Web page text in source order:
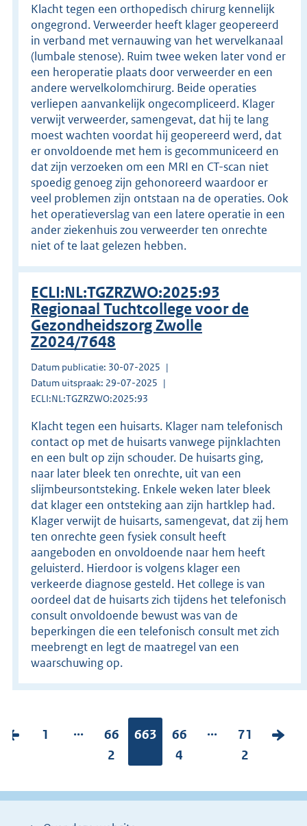
Klacht tegen een orthopedisch chirurg kennelijk
ongegrond. Verweerder heeft klager geopereerd
in verband met vernauwing van het wervelkanaal
(lumbale stenose). Ruim twee weken later vond er
een heroperatie plaats door verweerder en een
andere wervelkolomchirurg. Beide operaties
verliepen aanvankelijk ongecompliceerd. Klager
verwijt verweerder, samengevat, dat hij te lang
moest wachten voordat hij geopereerd werd, dat
er onvoldoende met hem is gecommuniceerd en
dat zijn verzoeken om een MRI en CT-scan niet
spoedig genoeg zijn gehonoreerd waardoor er
veel problemen zijn ontstaan na de operaties. Ook
het operatieverslag van een latere operatie in een
ander ziekenhuis zou verweerder ten onrechte
niet of te laat gelezen hebben.
ECLI:NL:TGZRZWO:2025:93
Regionaal Tuchtcollege voor de
Gezondheidszorg Zwolle
Z2024/7648
Datum publicatie: 30-07-2025
Datum uitspraak: 29-07-2025
ECLI:NL:TGZRZWO:2025:93
Klacht tegen een huisarts. Klager nam telefonisch
contact op met de huisarts vanwege pijnklachten
en een bult op zijn schouder. De huisarts ging,
naar later bleek ten onrechte, uit van een
slijmbeursontsteking. Enkele weken later bleek
dat klager een ontsteking aan zijn hartklep had.
Klager verwijt de huisarts, samengevat, dat zij hem
ten onrechte geen fysiek consult heeft
aangeboden en onvoldoende naar hem heeft
geluisterd. Hierdoor is volgens klager een
verkeerde diagnose gesteld. Het college is van
oordeel dat de huisarts zich tijdens het telefonisch
consult onvoldoende bewust was van de
beperkingen die een telefonisch consult met zich
meebrengt en legt de maatregel van een
waarschuwing op.
V
i
P
i
1 ...
P
a
i
66
2
Pagina:
663
P
a
i
66
4
...
P
a
i
71
2
V
g